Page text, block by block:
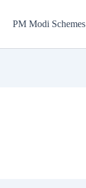
PM Modi Schemes